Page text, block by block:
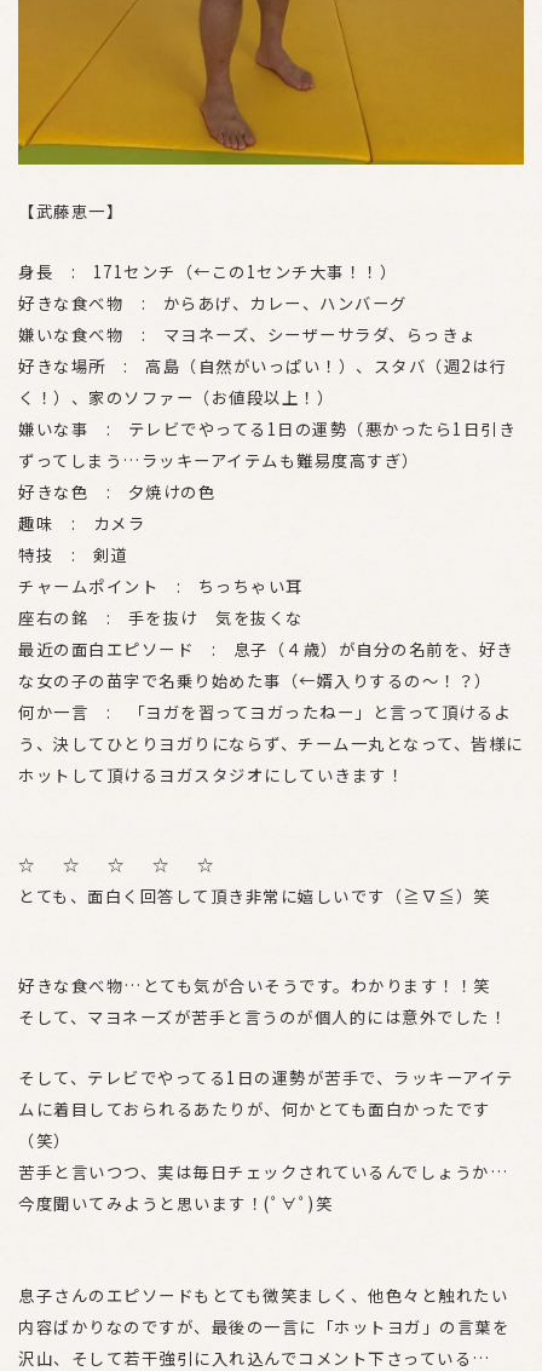
【武藤恵一】
身長 : 171センチ（←この1センチ大事！！）
好きな食べ物 : からあげ、カレー、ハンバーグ
嫌いな食べ物 : マヨネーズ、シーザーサラダ、らっきょ
好きな場所 : 高島（自然がいっぱい！）、スタバ（週2は行
く！）、家のソファー（お値段以上！）
嫌いな事 : テレビでやってる1日の運勢（悪かったら1日引き
ずってしまう…ラッキーアイテムも難易度高すぎ）
好きな色 : 夕焼けの色
趣味 : カメラ
特技 : 剣道
チャームポイント : ちっちゃい耳
座右の銘 : 手を抜け 気を抜くな
最近の面白エピソード : 息子（４歳）が自分の名前を、好き
な女の子の苗字で名乗り始めた事（←婿入りするの〜！？）
何か一言 : 「ヨガを習ってヨガったねー」と言って頂けるよ
う、決してひとりヨガりにならず、チーム一丸となって、皆様に
ホットして頂けるヨガスタジオにしていきます！
☆ ☆ ☆ ☆ ☆
とても、面白く回答して頂き非常に嬉しいです（≧∇≦）笑
好きな食べ物…とても気が合いそうです。わかります！！笑
そして、マヨネーズが苦手と言うのが個人的には意外でした！
そして、テレビでやってる1日の運勢が苦手で、ラッキーアイテ
ムに着目しておられるあたりが、何かとても面白かったです
（笑）
苦手と言いつつ、実は毎日チェックされているんでしょうか…
今度聞いてみようと思います！(ﾟ∀ﾟ)笑
息子さんのエピソードもとても微笑ましく、他色々と触れたい
内容ばかりなのですが、最後の一言に「ホットヨガ」の言葉を
沢山、そして若干強引に入れ込んでコメント下さっている…